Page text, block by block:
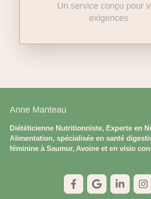
Un service conçu pour
exigences
Anne Manteau
Diététicienne Nutritionniste, Experte en
Alimentation, spécialisée en santé
féminine à Saumur, Avoine et en visio